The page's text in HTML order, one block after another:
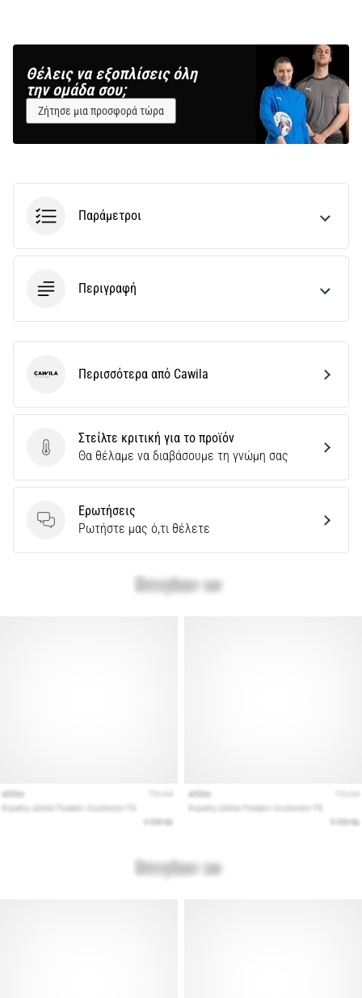
Θέλεις να εξοπλίσεις όλη
την ομάδα σου;
Ζήτησε μια προσφορά τώρα
Παράμετροι
Περιγραφή
Στείλτε κριτική για το προϊόν
Στείλτε κριτική για το προϊόν
Θα θέλαμε να διαβάσουμε τη γνώμη σας
Ερωτήσεις
Ερωτήσεις
Ρωτήστε μας ό,τι θέλετε
Cawila Περισσότερα από Cawila